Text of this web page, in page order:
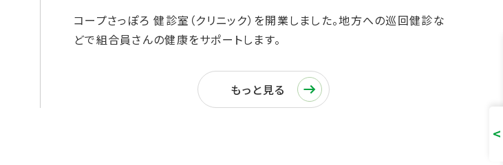
コープさっぽろ 健診室（クリニック）を開業しました。地方への巡回健診な
どで組合員さんの健康をサポートします。
もっと見る